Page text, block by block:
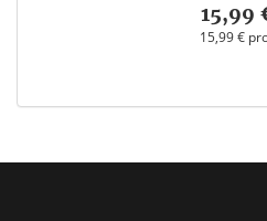
15,99
15,99 €